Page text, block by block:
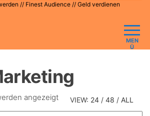
// Finest Audience // Geld verdienen
MEN
Ü
VIEW: 24 / 48 / ALL
angezeigt